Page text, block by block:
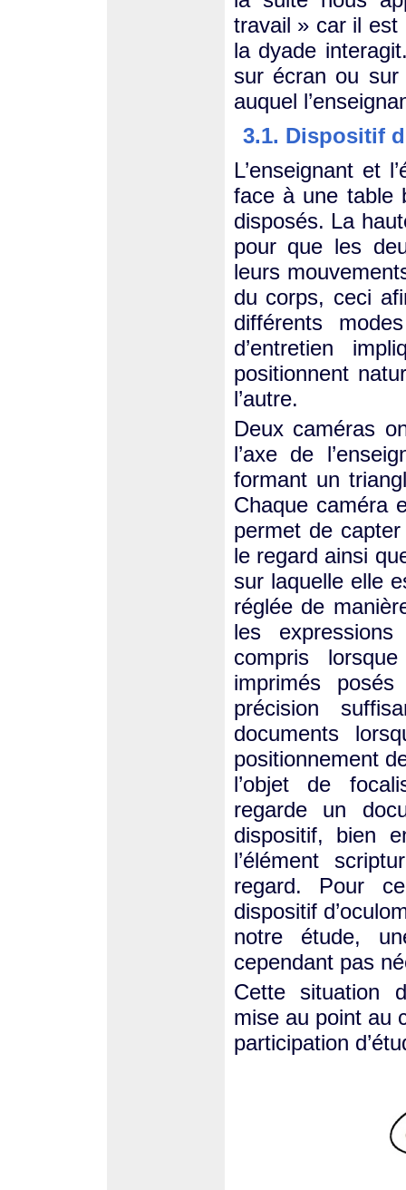
travail » car il est
la dyade
sur écran ou sur
auquel
3.1. Dispositif
L’enseignant et
face à une table
disposés. La
pour que les
leurs
du corps, ceci
différents
d’entretien
positionnent
l’autre.
Deux caméras
l’axe de
formant un
Chaque caméra
permet de
le regard ainsi
sur laquelle elle
réglée de
les
compris
imprimés
précision
documents
positionnement
l’objet de
regarde un
dispositif, bien
l’élément
regard. Pour
dispositif
notre étude,
cependant pas
Cette situation
mise au point au
participation